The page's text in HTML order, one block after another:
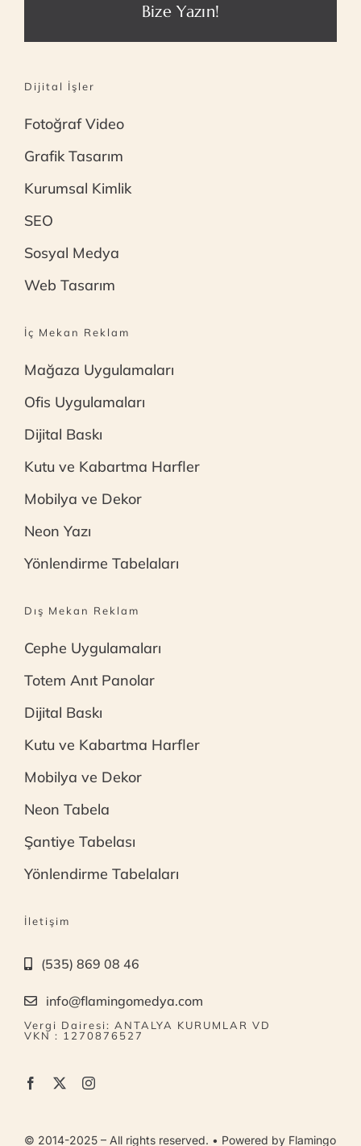
Bize Yazın!
Dijital İşler
Fotoğraf Video
Grafik Tasarım
Kurumsal Kimlik
SEO
Sosyal Medya
Web Tasarım
İç Mekan Reklam
Mağaza Uygulamaları
Ofis Uygulamaları
Dijital Baskı
Kutu ve Kabartma Harfler
Mobilya ve Dekor
Neon Yazı
Yönlendirme Tabelaları
Dış Mekan Reklam
Cephe Uygulamaları
Totem Anıt Panolar
Dijital Baskı
Kutu ve Kabartma Harfler
Mobilya ve Dekor
Neon Tabela
Şantiye Tabelası
Yönlendirme Tabelaları
İletişim
(535) 869 08 46
info@flamingomedya.com
Vergi Dairesi: ANTALYA KURUMLAR VD
VKN : 1270876527
© 2014-2025 – All rights reserved. • Powered by Flamingo